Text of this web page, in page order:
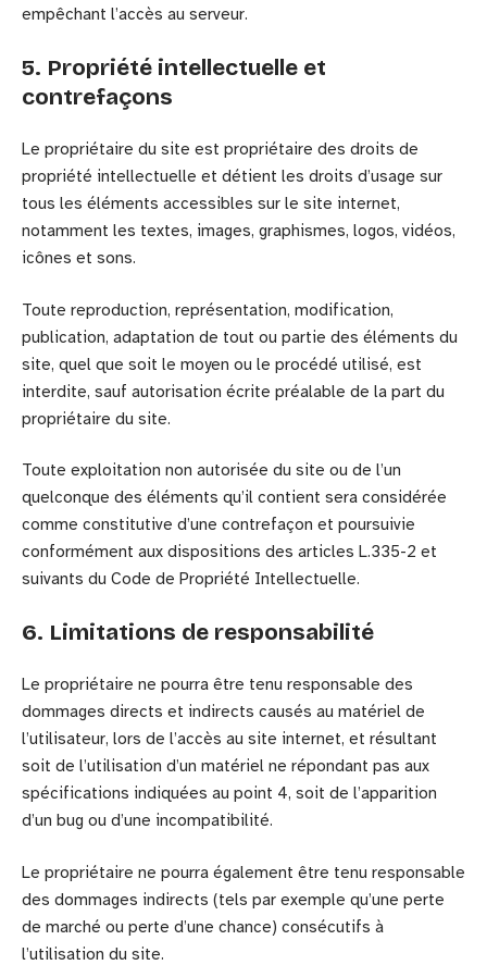
empêchant l’accès au serveur.
5. Propriété intellectuelle et
contrefaçons
Le propriétaire du site est propriétaire des droits de
propriété intellectuelle et détient les droits d’usage sur
tous les éléments accessibles sur le site internet,
notamment les textes, images, graphismes, logos, vidéos,
icônes et sons.
Toute reproduction, représentation, modification,
publication, adaptation de tout ou partie des éléments du
site, quel que soit le moyen ou le procédé utilisé, est
interdite, sauf autorisation écrite préalable de la part du
propriétaire du site.
Toute exploitation non autorisée du site ou de l’un
quelconque des éléments qu’il contient sera considérée
comme constitutive d’une contrefaçon et poursuivie
conformément aux dispositions des articles L.335-2 et
suivants du Code de Propriété Intellectuelle.
6. Limitations de responsabilité
Le propriétaire ne pourra être tenu responsable des
dommages directs et indirects causés au matériel de
l’utilisateur, lors de l’accès au site internet, et résultant
soit de l’utilisation d’un matériel ne répondant pas aux
spécifications indiquées au point 4, soit de l’apparition
d’un bug ou d’une incompatibilité.
Le propriétaire ne pourra également être tenu responsable
des dommages indirects (tels par exemple qu’une perte
de marché ou perte d’une chance) consécutifs à
l’utilisation du site.